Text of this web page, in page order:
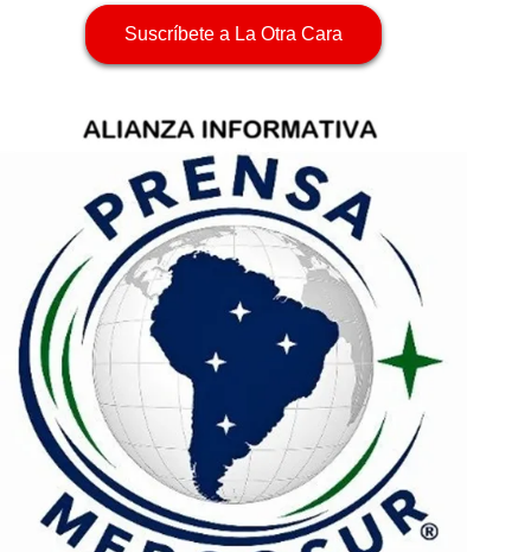
Suscríbete a La Otra Cara